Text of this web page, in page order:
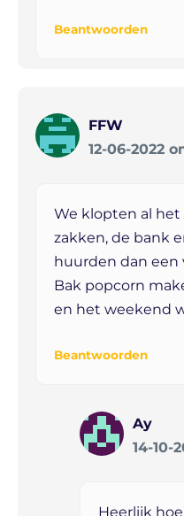
Beantwoorden
FFW
12-06-2022
We klopten al
zakken, de bank
huurden dan een
Bak popcorn
en het weekend
Beantwoorden
Ay
14-10-
Heerlijk